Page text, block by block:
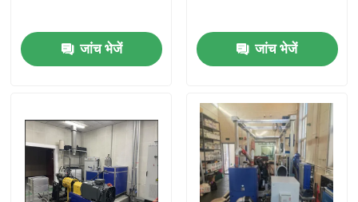
उत्पादों
फ़ैक्टरी टूर
जांच भेजें जांच भेजें